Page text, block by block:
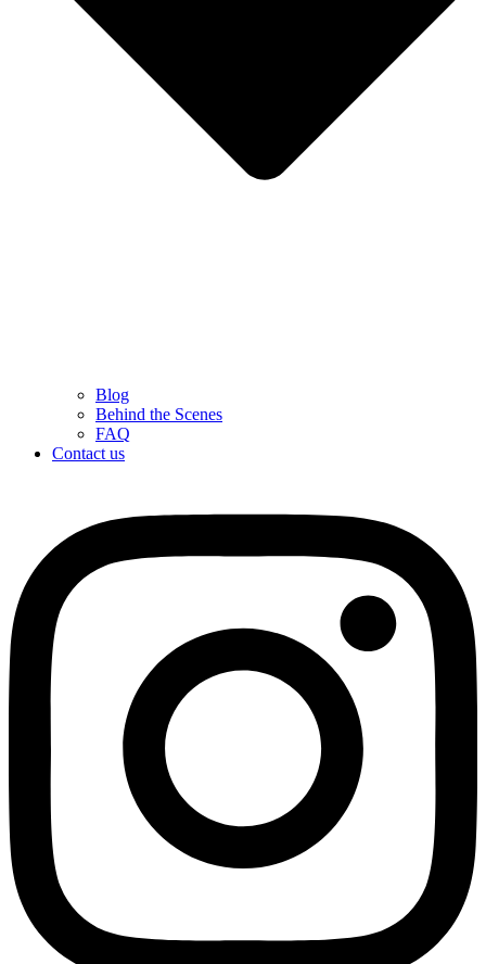
Blog
Behind the Scenes
FAQ
Contact us